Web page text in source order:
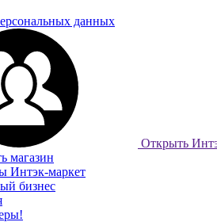
данных
Открыть
магазин
Интэк-маркет
бизнес